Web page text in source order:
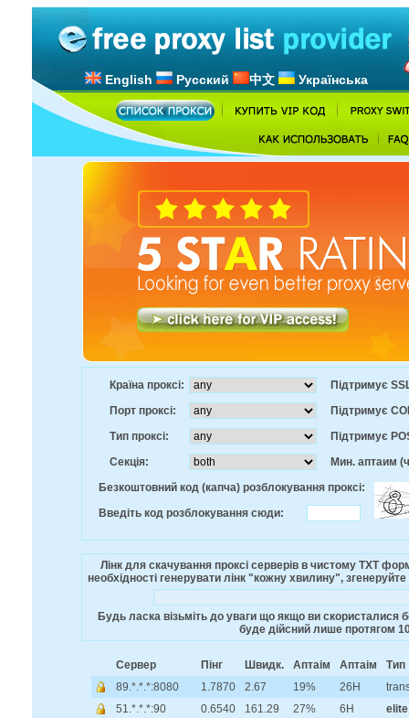
English Русский 中文 Українська
Країна проксі:
Підтримує
Порт проксі:
Підтримує
Тип проксі:
Підтримує
Секція:
Мин. аптаим
Безкоштовний код (капча) розблокування проксі:
Введіть код розблокування сюди:
Лінк для скачування проксі серверів в чистому TXT
необхідності генерувати лінк "кожну хвилину",
Будь ласка візьміть до уваги що якщо ви скористалися
буде дійсний лише протягом
Сервер Пінг Швидк. Аптаім Аптаім
Тип
89.*.*.*:8080
1.7870 2.67 19% 26H
51.*.*.*:90
0.6540 161.29 27% 6H
elite